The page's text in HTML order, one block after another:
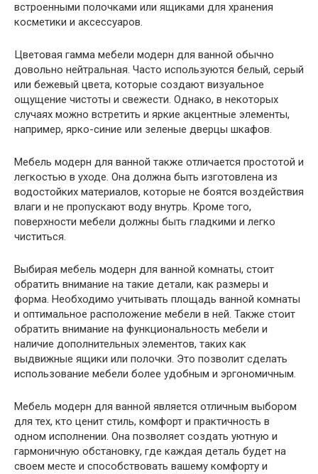
встроенными полочками или ящиками для хранения
косметики и аксессуаров.
Цветовая гамма мебели модерн для ванной обычно
довольно нейтральная. Часто используются белый, серый
или бежевый цвета, которые создают визуальное
ощущение чистоты и свежести. Однако, в некоторых
случаях можно встретить и яркие акцентные элементы,
например, ярко-синие или зеленые дверцы шкафов.
Мебель модерн для ванной также отличается простотой и
легкостью в уходе. Она должна быть изготовлена из
водостойких материалов, которые не боятся воздействия
влаги и не пропускают воду внутрь. Кроме того,
поверхности мебели должны быть гладкими и легко
чиститься.
Выбирая мебель модерн для ванной комнаты, стоит
обратить внимание на такие детали, как размеры и
форма. Необходимо учитывать площадь ванной комнаты
и оптимальное расположение мебели в ней. Также стоит
обратить внимание на функциональность мебели и
наличие дополнительных элементов, таких как
выдвижные ящики или полочки. Это позволит сделать
использование мебели более удобным и эргономичным.
Мебель модерн для ванной является отличным выбором
для тех, кто ценит стиль, комфорт и практичность в
одном исполнении. Она позволяет создать уютную и
гармоничную обстановку, где каждая деталь будет на
своем месте и способствовать вашему комфорту и